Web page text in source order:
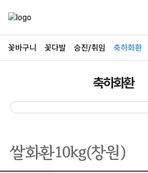
꽃바구니 꽃다발 승진/취임 축하화환
축하화환
쌀화환10kg(창원)